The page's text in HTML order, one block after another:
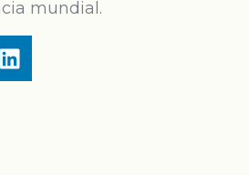
mundial.